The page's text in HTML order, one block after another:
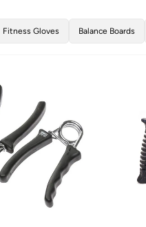
Balance Boards
Fitness Gloves